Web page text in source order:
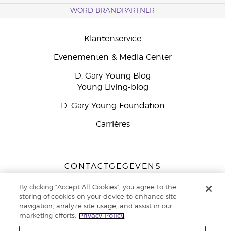
WORD BRANDPARTNER
Klantenservice
Evenementen & Media Center
D. Gary Young Blog
Young Living-blog
D. Gary Young Foundation
Carrières
CONTACTGEGEVENS
Peizerweg 97
9727 AJ Groningen
Nederland
Klantenservice:44-0-1480-710032
By clicking “Accept All Cookies”, you agree to the
storing of cookies on your device to enhance site
navigation, analyze site usage, and assist in our
marketing efforts.
Privacy Policy